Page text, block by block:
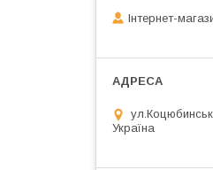
Інтернет-
Україна